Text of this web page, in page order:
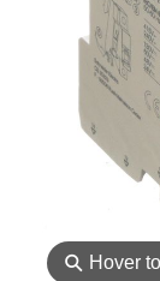
⚲ Hover